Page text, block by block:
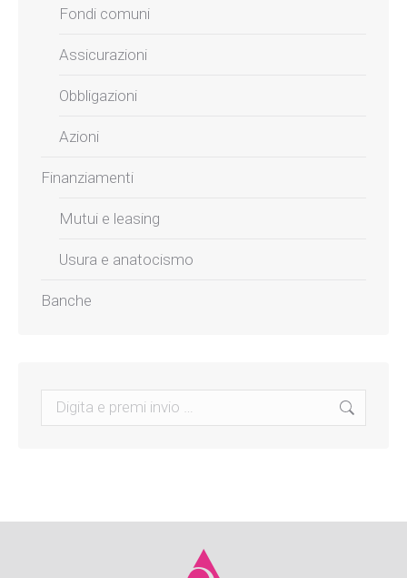
Fondi comuni
Assicurazioni
Obbligazioni
Azioni
Finanziamenti
Mutui e leasing
Usura e anatocismo
Banche
Search: